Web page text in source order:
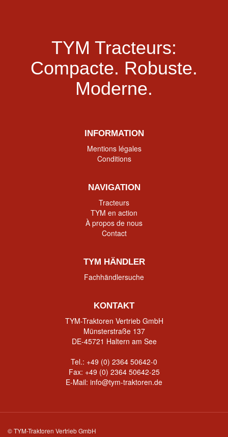
TYM Tracteurs:
Compacte. Robuste.
Moderne.
INFORMATION
Mentions légales
Conditions
NAVIGATION
Tracteurs
TYM en action
À propos de nous
Contact
TYM HÄNDLER
Fachhändlersuche
KONTAKT
TYM-Traktoren Vertrieb GmbH
Münsterstraße 137
DE-45721 Haltern am See
Tel.: +49 (0) 2364 50642-0
Fax: +49 (0) 2364 50642-25
E-Mail: info@tym-traktoren.de
© TYM-Traktoren Vertrieb GmbH